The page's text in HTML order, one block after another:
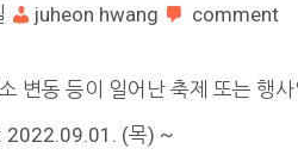
juheon hwang comment
변동 등이 일어난 축제 또는 행
2022.09.01. (목) ~